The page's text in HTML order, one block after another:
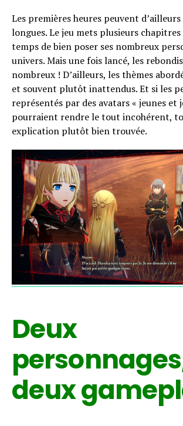
Les premières heures peuvent
longues. Le jeu mets plusieurs
temps de bien poser ses nombreux
univers. Mais une fois lancé, les
nombreux ! D’ailleurs, les thèmes
et souvent plutôt inattendus. Et si les
représentés par des avatars « jeunes et
pourraient rendre le tout incohérent,
explication plutôt bien trouvée.
Deux
deux